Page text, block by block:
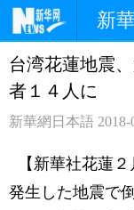
新
ホームページ
観光
中日対訳
台湾花蓮地震
者１４人に
新華網日本語 2018-
【新華社花蓮
発生した地震で